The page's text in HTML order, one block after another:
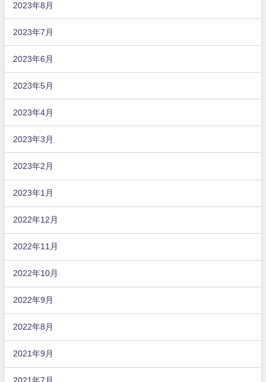
2023年8月
2023年7月
2023年6月
2023年5月
2023年4月
2023年3月
2023年2月
2023年1月
2022年12月
2022年11月
2022年10月
2022年9月
2022年8月
2021年9月